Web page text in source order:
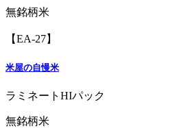
無銘柄米
【EA-27】
米屋の自慢米
ラミネートHIパック
無銘柄米